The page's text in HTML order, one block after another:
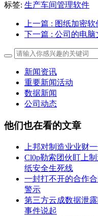
标签: 生产车间管理软件
上一篇 : 图纸加密软
下一篇 : 公司的电脑
新闻资讯
重要新闻活动
数据新闻
公司动态
他们也在看的文章
上邦对制造业业财
Cl0p勒索团伙盯上
纸安全生死线
一封打不开的合作
警示
第三方云成数据泄
事件说起